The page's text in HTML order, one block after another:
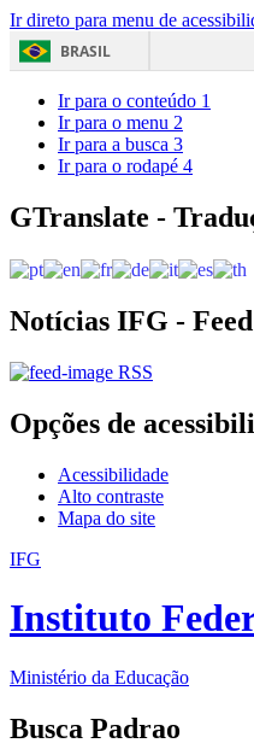
Ir direto para menu de
BRASIL
Ir para o conteúdo 1
Ir para o menu 2
Ir para a busca 3
Ir para o rodapé 4
GTranslate -
Notícias IFG -
RSS
Opções de
Acessibilidade
Alto contraste
Mapa do site
IFG
Instituto
Ministério da Educação
Busca Padrao